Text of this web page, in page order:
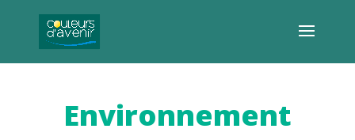
Environnement